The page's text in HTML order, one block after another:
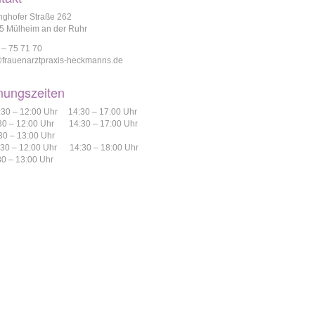
Straße 262
Mülheim an der Ruhr
75 71 70
heckmanns.de
– 12:00 Uhr 14:30 – 17:00 Uhr
– 12:00 Uhr 14:30 – 17:00 Uhr
– 13:00 Uhr
– 12:00 Uhr 14:30 – 18:00 Uhr
– 13:00 Uhr